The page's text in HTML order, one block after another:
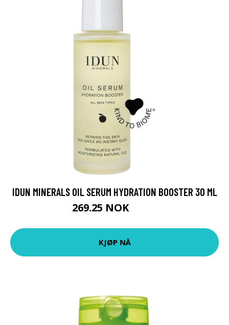
IDUN MINERALS OIL SERUM HYDRATION BOOSTER 30 ML
269.25 NOK
KJØP NÅ